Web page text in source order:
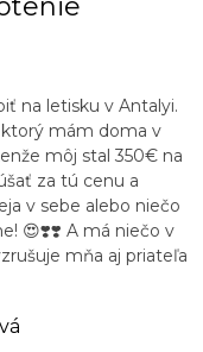
na letisku v Antalyi.
mám doma v
môj stal 350€ na
za tú cenu a
v sebe alebo niečo
😍❣️❣️ A má niečo v
mňa aj priateľa